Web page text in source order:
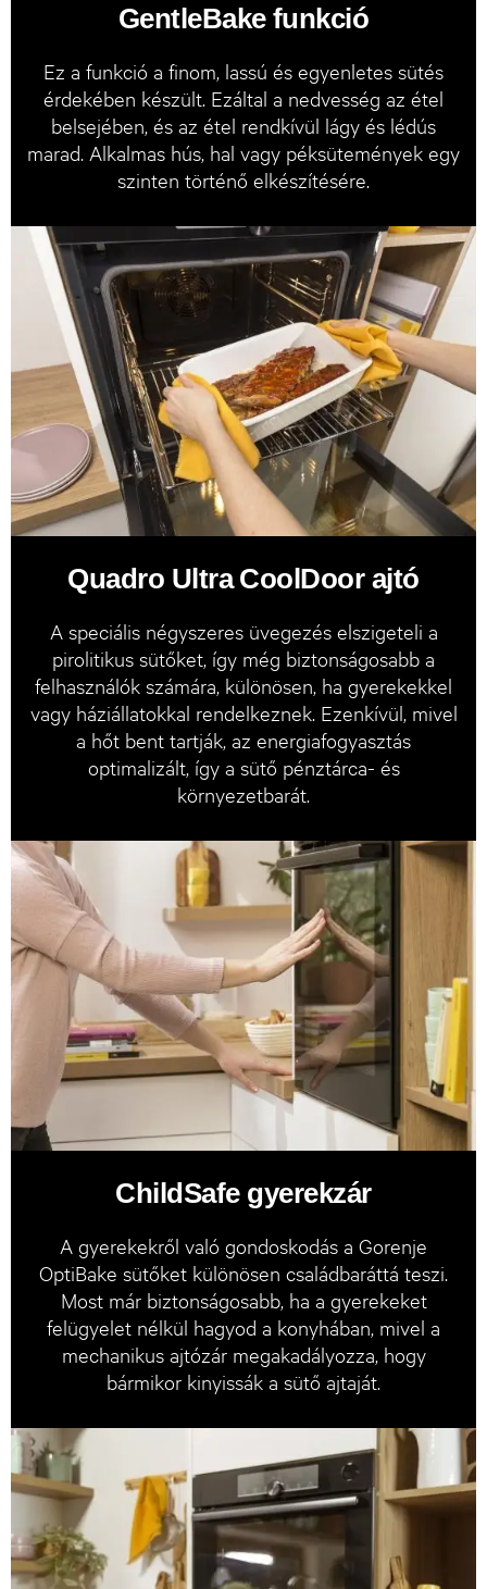
GentleBake funkció
Ez a funkció a finom, lassú és egyenletes sütés
érdekében készült. Ezáltal a nedvesség az étel
belsejében, és az étel rendkívül lágy és lédús
marad. Alkalmas hús, hal vagy péksütemények egy
szinten történő elkészítésére.
Quadro Ultra CoolDoor ajtó
A speciális négyszeres üvegezés elszigeteli a
pirolitikus sütőket, így még biztonságosabb a
felhasználók számára, különösen, ha gyerekekkel
vagy háziállatokkal rendelkeznek. Ezenkívül, mivel
a hőt bent tartják, az energiafogyasztás
optimalizált, így a sütő pénztárca- és
környezetbarát.
ChildSafe gyerekzár
A gyerekekről való gondoskodás a Gorenje
OptiBake sütőket különösen családbaráttá teszi.
Most már biztonságosabb, ha a gyerekeket
felügyelet nélkül hagyod a konyhában, mivel a
mechanikus ajtózár megakadályozza, hogy
bármikor kinyissák a sütő ajtaját.